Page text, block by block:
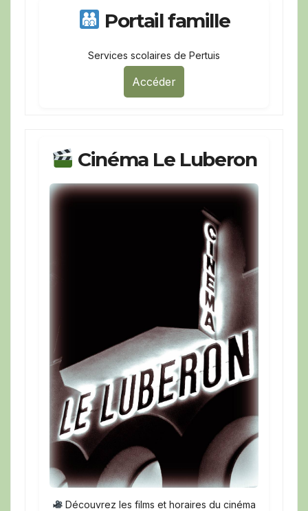
Portail famille
Services scolaires de Pertuis
Accéder
Cinéma Le Luberon
Découvrez les films et horaires du cinéma